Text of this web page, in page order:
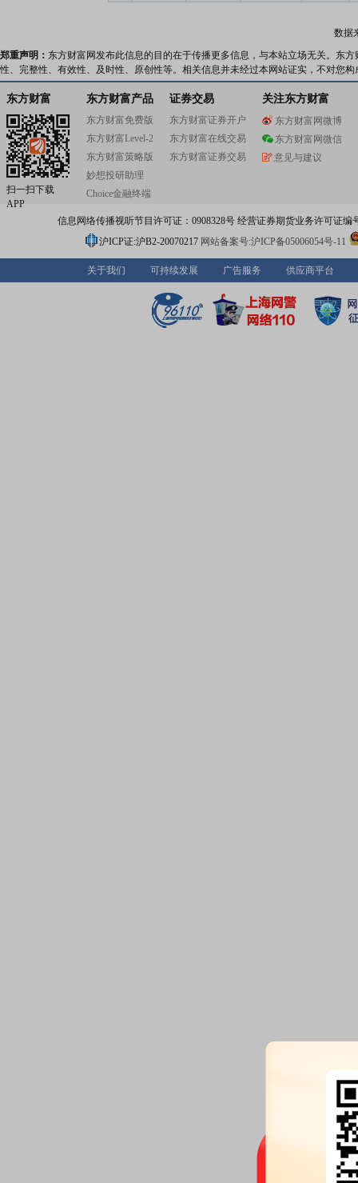
数据
郑重声明： 东方财富网发布此信息的目的在于传播更多信息，与本站立场无关。东
性、完整性、有效性、及时性、原创性等。相关信息并未经过本网站证实，不对您
东方财富
扫一扫下载
APP
东方财富产品
东方财富免费版
东方财富Level-2
东方财富策略版
妙想投研助理
Choice金融终端
证券交易
东方财富证券开户
东方财富在线交易
东方财富证券交易
关注东方财富
东方财富网微博
东方财富网微信
意见与建议
信息网络传播视听节目许可证：0908328号 经营证券期货业务许可证编
沪ICP证:沪B2-20070217 网站备案号:沪ICP备05006054号-11
关于我们 可持续发展 广告服务 供应商平台